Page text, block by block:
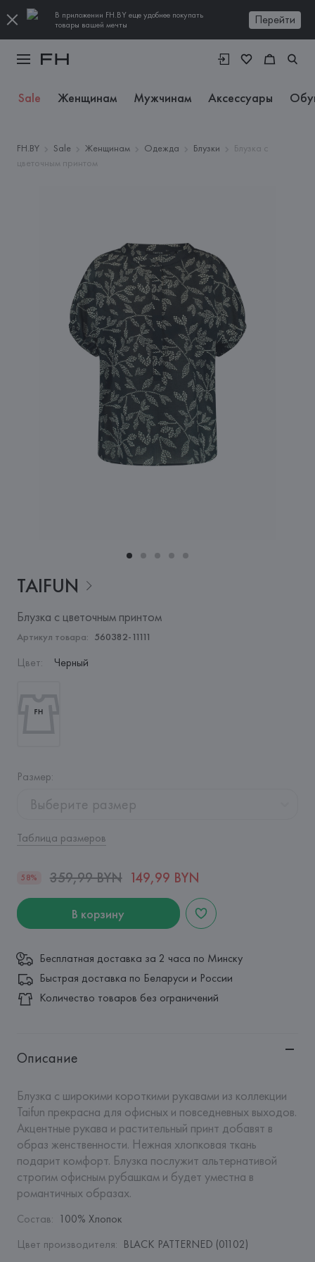
В приложении FH.BY еще удобнее покупать
товары вашей мечты
Перейти
Sale Женщинам Мужчинам Аксессуары
FH.BY Sale Женщинам Одежда Блузки
Блузка с
цветочным принтом
TAIFUN
Блузка с цветочным принтом
Артикул товара: 560382-11111
Цвет: Черный
Размер:
Выберите размер
Таблица размеров
58% 359,99 BYN 149,99 BYN
В корзину
Бесплатная доставка за 2 часа по Минску
Быстрая доставка по Беларуси и России
Количество товаров без ограничений
Описание
Блузка с широкими короткими рукавами из коллекции
Taifun прекрасна для офисных и повседневных выходов.
Акцентные рукава и растительный принт добавят в
образ женственности. Нежная хлопковая ткань
подарит комфорт. Блузка послужит альтернативой
строгим офисным рубашкам и будет уместна в
романтичных образах.
Состав: 100% Хлопок
Цвет производителя: BLACK PATTERNED (01102)